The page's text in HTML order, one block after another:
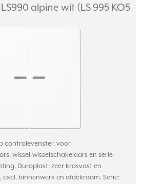
alpine wit (LS 995 KO5
controlevenster, voor
wissel-wisselschakelaars en serie-
Duroplast: zeer krasvast en
excl. binnenwerk en afdekraam. Serie: